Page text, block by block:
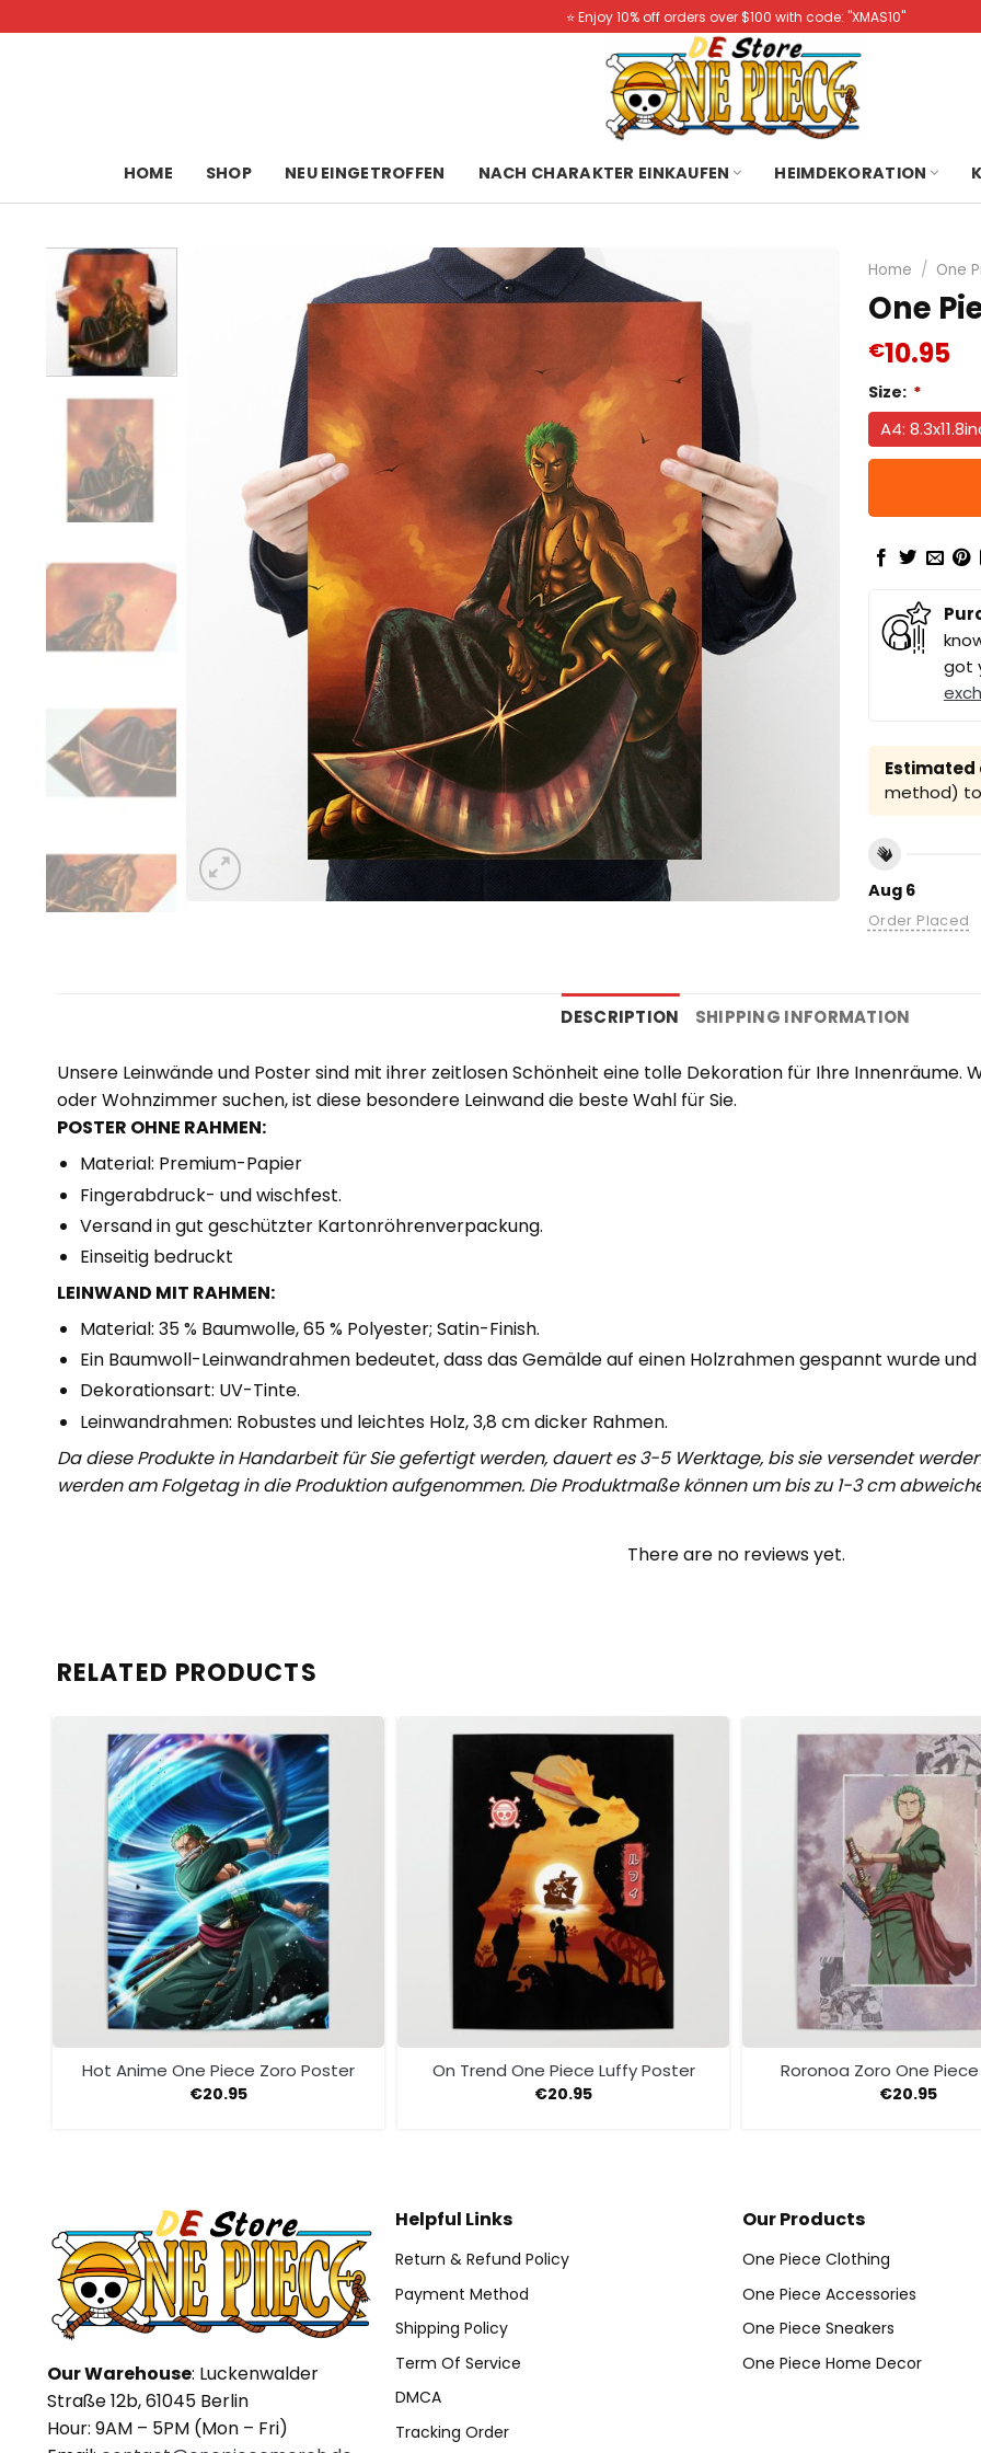
to
⭐️ Enjoy 10% off orders over $100 with code: "XMAS10"
HOME SHOP NEU EINGETROFFEN NACH CHARAKTER EINKAUFEN HEIMDEKORATION
Home / One
One
€10.95
Size: *
A4:
got
Estimated
method)
Aug 6
Order Placed
DESCRIPTION SHIPPING INFORMATION
Unsere Leinwände und Poster sind mit ihrer zeitlosen Schönheit eine tolle Dekoration für Ihre Innenräume.
oder Wohnzimmer suchen, ist diese besondere Leinwand die beste Wahl für Sie.
POSTER OHNE RAHMEN:
Material: Premium-Papier
Fingerabdruck- und wischfest.
Versand in gut geschützter Kartonröhrenverpackung.
Einseitig bedruckt
LEINWAND MIT RAHMEN:
Material: 35 % Baumwolle, 65 % Polyester; Satin-Finish.
Ein Baumwoll-Leinwandrahmen bedeutet, dass das Gemälde auf einen Holzrahmen gespannt wurde
Dekorationsart: UV-Tinte.
Leinwandrahmen: Robustes und leichtes Holz, 3,8 cm dicker Rahmen.
Da diese Produkte in Handarbeit für Sie gefertigt werden, dauert es 3-5 Werktage, bis sie versendet
werden am Folgetag in die Produktion aufgenommen. Die Produktmaße können um bis zu 1-3 cm
There are no reviews yet.
RELATED PRODUCTS
Hot Anime One Piece Zoro Poster
€20.95
On Trend One Piece Luffy Poster
€20.95
Roronoa Zoro One
€20.95
Our Warehouse: Luckenwalder
Straße 12b, 61045 Berlin
Hour: 9AM – 5PM (Mon – Fri)
Helpful Links
Return & Refund Policy
Payment Method
Shipping Policy
Term Of Service
DMCA
Tracking Order
Our Products
One Piece Clothing
One Piece Accessories
One Piece Sneakers
One Piece Home Decor